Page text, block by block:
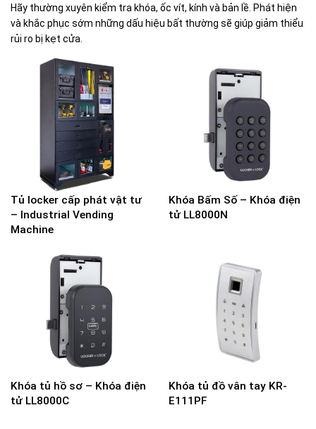
Hãy thường xuyên kiểm tra khóa, ốc vít, kính và bản lề. Phát hiện
và khắc phục sớm những dấu hiệu bất thường sẽ giúp giảm thiểu
rủi ro bị kẹt cửa.
Tủ locker cấp phát vật tư
– Industrial Vending
Machine
Khóa Bấm Số – Khóa điện
tử LL8000N
Khóa tủ hồ sơ – Khóa điện
tử LL8000C
Khóa tủ đồ vân tay KR-
E111PF